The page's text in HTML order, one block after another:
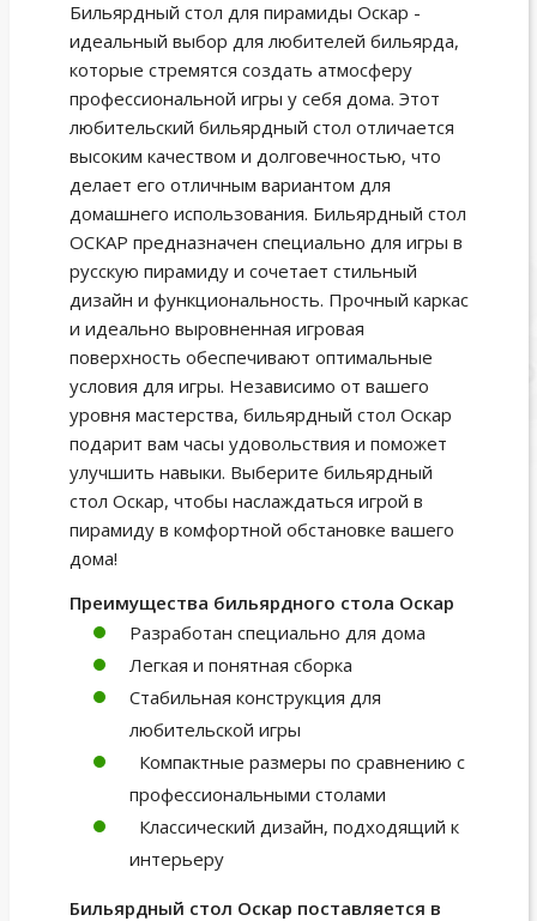
Бильярдный стол для пирамиды Оскар -
идеальный выбор для любителей бильярда,
которые стремятся создать атмосферу
профессиональной игры у себя дома. Этот
любительский бильярдный стол отличается
высоким качеством и долговечностью, что
делает его отличным вариантом для
домашнего использования. Бильярдный стол
ОСКАР предназначен специально для игры в
русскую пирамиду и сочетает стильный
дизайн и функциональность. Прочный каркас
и идеально выровненная игровая
поверхность обеспечивают оптимальные
условия для игры. Независимо от вашего
уровня мастерства, бильярдный стол Оскар
подарит вам часы удовольствия и поможет
улучшить навыки. Выберите бильярдный
стол Оскар, чтобы наслаждаться игрой в
пирамиду в комфортной обстановке вашего
дома!
Преимущества бильярдного стола Оскар
Разработан специально для дома
Легкая и понятная сборка
Стабильная конструкция для
любительской игры
Компактные размеры по сравнению с
профессиональными столами
Классический дизайн, подходящий к
интерьеру
Бильярдный стол Оскар поставляется в